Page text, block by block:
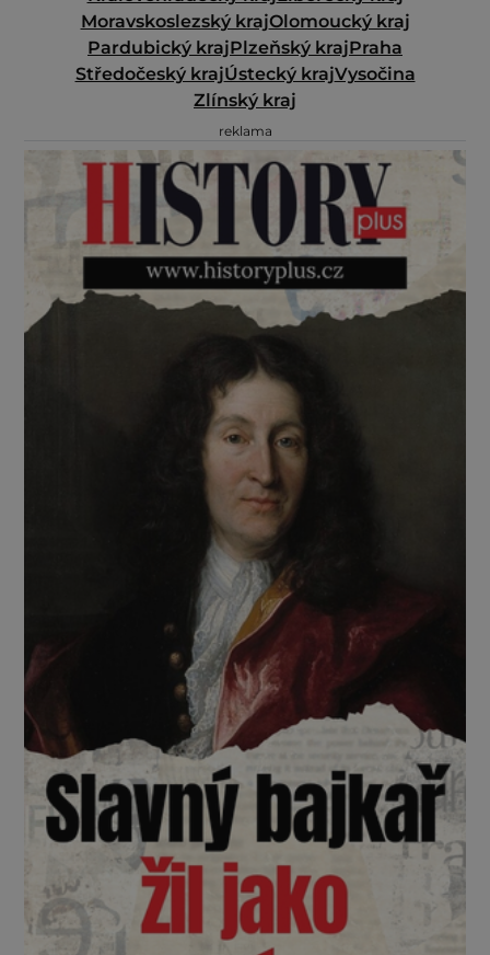
Moravskoslezský krajOlomoucký kraj
Pardubický krajPlzeňský krajPraha
Středočeský krajÚstecký krajVysočina
Zlínský kraj
reklama